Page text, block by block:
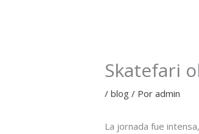
Skatefari
/blog / Poradmin
La jornada fue